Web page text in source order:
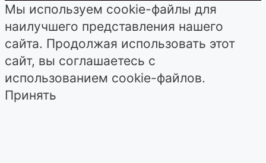
Мы используем cookie-файлы для
наилучшего представления нашего
сайта. Продолжая использовать этот
сайт, вы соглашаетесь с
использованием cookie-файлов.
Принять